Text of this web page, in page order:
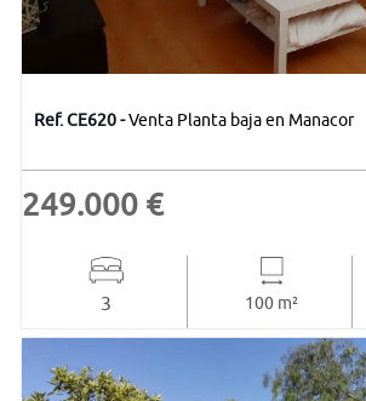
Ref. CE620 -Venta Planta baja en Manacor
100 m²
3
249.000 €